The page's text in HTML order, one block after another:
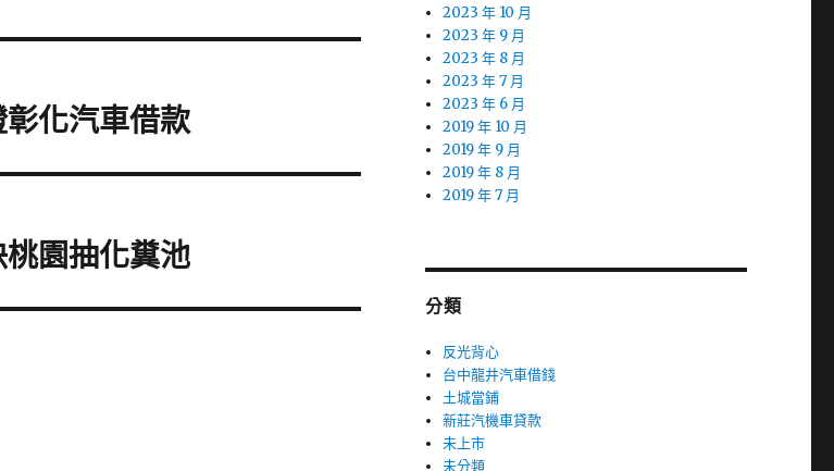
化汽車借款
園抽化糞池
2023 年 10 月
2023 年 9 月
2023 年 8 月
2023 年 7 月
2023 年 6 月
2019 年 10 月
2019 年 9 月
2019 年 8 月
2019 年 7 月
分類
反光背心
台中龍井汽車借錢
土城當鋪
新莊汽機車貸款
未上市
未分類